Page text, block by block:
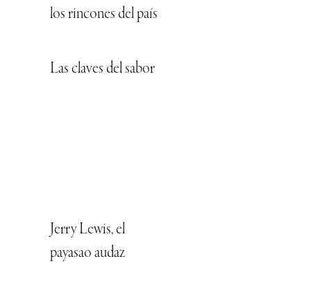
los rincones del país
Las claves del sabor
Jerry Lewis, el
payasao audaz